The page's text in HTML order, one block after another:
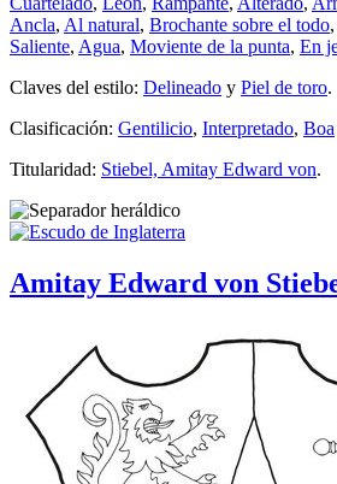
Ancla, Al natural, Brochante sobre el todo,
Saliente, Agua, Moviente de la punta, En
Claves del estilo: Delineado y Piel de toro.
Clasificación: Gentilicio, Interpretado, Boa
Titularidad: Stiebel, Amitay Edward von.
Amitay Edward von